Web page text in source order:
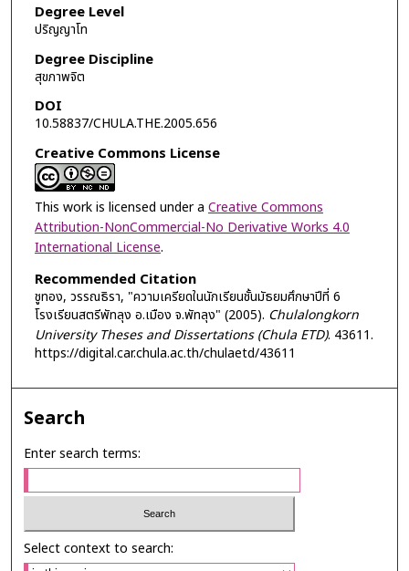
Degree Level
ปริญญาโท
Degree Discipline
สุขภาพจิต
DOI
10.58837/CHULA.THE.2005.656
Creative Commons License
This work is licensed under a Creative Commons
Attribution-NonCommercial-No Derivative Works 4.0
International License.
Recommended Citation
ชูทอง, วรรณธิรา, "ความเครียดในนักเรียนชั้นมัธยมศึกษาปีที่ 6
โรงเรียนสตรีพัทลุง อ.เมือง จ.พัทลุง" (2005). Chulalongkorn
University Theses and Dissertations (Chula ETD). 43611.
https://digital.car.chula.ac.th/chulaetd/43611
Search
Enter search terms:
Select context to search: